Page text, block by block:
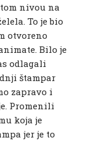
nivou na
To je bio
otvoreno
Bilo je
odlagali
štampar
zapravo i
Promenili
koja je
jer je to